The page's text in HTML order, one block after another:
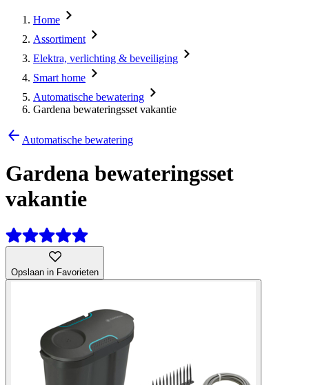
Home
Assortiment
Elektra, verlichting & beveiliging
Smart home
Automatische bewatering
Gardena bewateringsset vakantie
Automatische bewatering
Gardena bewateringsset
vakantie
Opslaan in Favorieten